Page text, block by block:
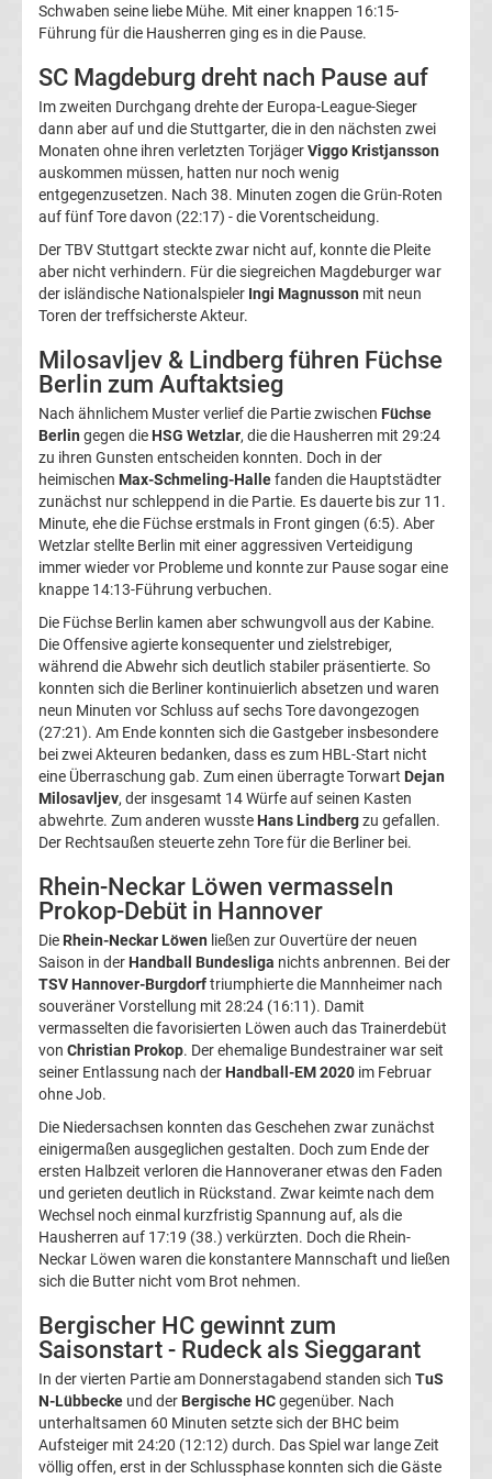
3.
Liga
Ergebnisse
3.
Liga
Tabelle
DFB-
Pokal
Ergebnisse
Champions
League
Tabelle
Champions
League
Ergebnisse
Europa
League
Tabelle
Europa
League
Conference
League
Erg.
Conference
League
Tabelle
Schwaben seine liebe Mühe. Mit einer knappen 16:15-
Führung für die Hausherren ging es in die Pause.
SC Magdeburg dreht nach Pause auf
Im zweiten Durchgang drehte der Europa-League-Sieger
dann aber auf und die Stuttgarter, die in den nächsten zwei
Monaten ohne ihren verletzten TorjägerViggo Kristjansson
auskommen müssen, hatten nur noch wenig
entgegenzusetzen. Nach 38. Minuten zogen die Grün-Roten
auf fünf Tore davon (22:17) - die Vorentscheidung.
Der TBV Stuttgart steckte zwar nicht auf, konnte die Pleite
aber nicht verhindern. Für die siegreichen Magdeburger war
der isländische Nationalspieler Ingi Magnusson mit neun
Toren der treffsicherste Akteur.
Milosavljev & Lindberg führen Füchse
Berlin zum Auftaktsieg
Nach ähnlichem Muster verlief die Partie zwischen Füchse
Berlin gegen die HSG Wetzlar, die die Hausherren mit 29:24
zu ihren Gunsten entscheiden konnten. Doch in der
heimischen Max-Schmeling-Hallefanden die Hauptstädter
zunächst nur schleppend in die Partie. Es dauerte bis zur 11.
Minute, ehe die Füchse erstmals in Front gingen (6:5). Aber
Wetzlar stellte Berlin mit einer aggressiven Verteidigung
immer wieder vor Probleme und konnte zur Pause sogar eine
knappe 14:13-Führung verbuchen.
Die Füchse Berlin kamen aber schwungvoll aus der Kabine.
Die Offensive agierte konsequenter und zielstrebiger,
während die Abwehr sich deutlich stabiler präsentierte. So
konnten sich die Berliner kontinuierlich absetzen und waren
neun Minuten vor Schluss auf sechs Tore davongezogen
(27:21). Am Ende konnten sich die Gastgeber insbesondere
bei zwei Akteuren bedanken, dass es zum HBL-Start nicht
eine Überraschung gab. Zum einen überragte Torwart Dejan
Milosavljev, der insgesamt 14 Würfe auf seinen Kasten
abwehrte. Zum anderen wusste Hans Lindbergzu gefallen.
Der Rechtsaußen steuerte zehn Tore für die Berliner bei.
Rhein-Neckar Löwen vermasseln
Prokop-Debüt in Hannover
Die Rhein-Neckar Löwen ließen zur Ouvertüre der neuen
Saison in der Handball Bundesliga nichts anbrennen. Bei der
TSV Hannover-Burgdorftriumphierte die Mannheimer nach
souveräner Vorstellung mit 28:24 (16:11). Damit
vermasselten die favorisierten Löwen auch das Trainerdebüt
von Christian Prokop. Der ehemalige Bundestrainer war seit
seiner Entlassung nach der Handball-EM 2020 im Februar
ohne Job.
Die Niedersachsen konnten das Geschehen zwar zunächst
einigermaßen ausgeglichen gestalten. Doch zum Ende der
ersten Halbzeit verloren die Hannoveraner etwas den Faden
und gerieten deutlich in Rückstand. Zwar keimte nach dem
Wechsel noch einmal kurzfristig Spannung auf, als die
Hausherren auf 17:19 (38.) verkürzten. Doch die Rhein-
Neckar Löwen waren die konstantere Mannschaft und ließen
sich die Butter nicht vom Brot nehmen.
Bergischer HC gewinnt zum
Saisonstart - Rudeck als Sieggarant
In der vierten Partie am Donnerstagabend standen sich TuS
N-Lübbecke und der Bergische HCgegenüber. Nach
unterhaltsamen 60 Minuten setzte sich der BHC beim
Aufsteiger mit 24:20 (12:12) durch. Das Spiel war lange Zeit
völlig offen, erst in der Schlussphase konnten sich die Gäste